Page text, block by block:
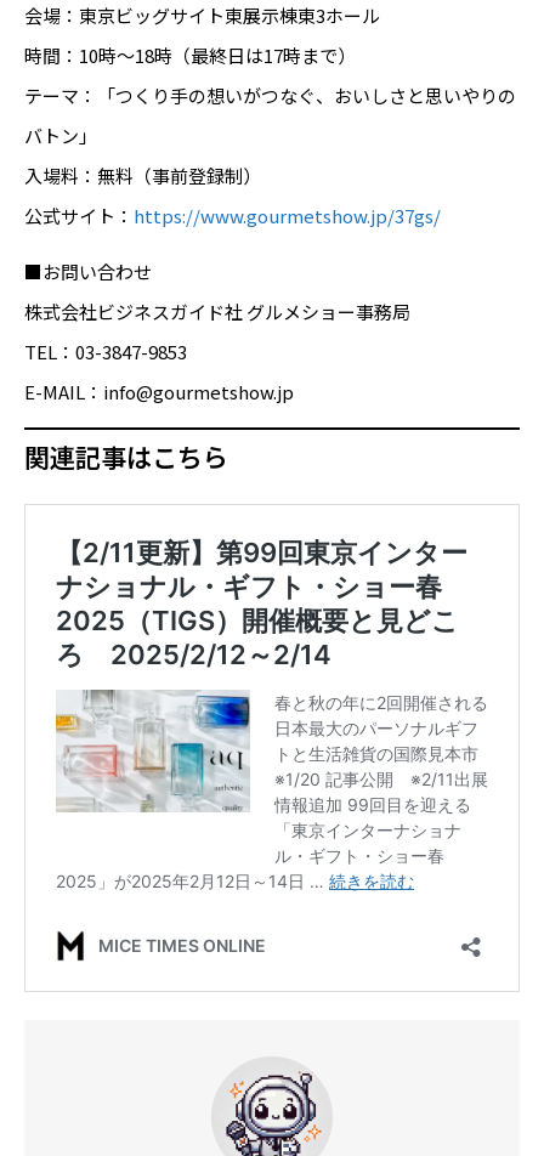
会場：東京ビッグサイト東展示棟東3ホール
時間：10時～18時（最終日は17時まで）
テーマ：「つくり手の想いがつなぐ、おいしさと思いやりの
バトン」
入場料：無料（事前登録制）
公式サイト： https://www.gourmetshow.jp/37gs/
■お問い合わせ
株式会社ビジネスガイド社 グルメショー事務局
TEL：03-3847-9853
E-MAIL：info@gourmetshow.jp
関連記事はこちら